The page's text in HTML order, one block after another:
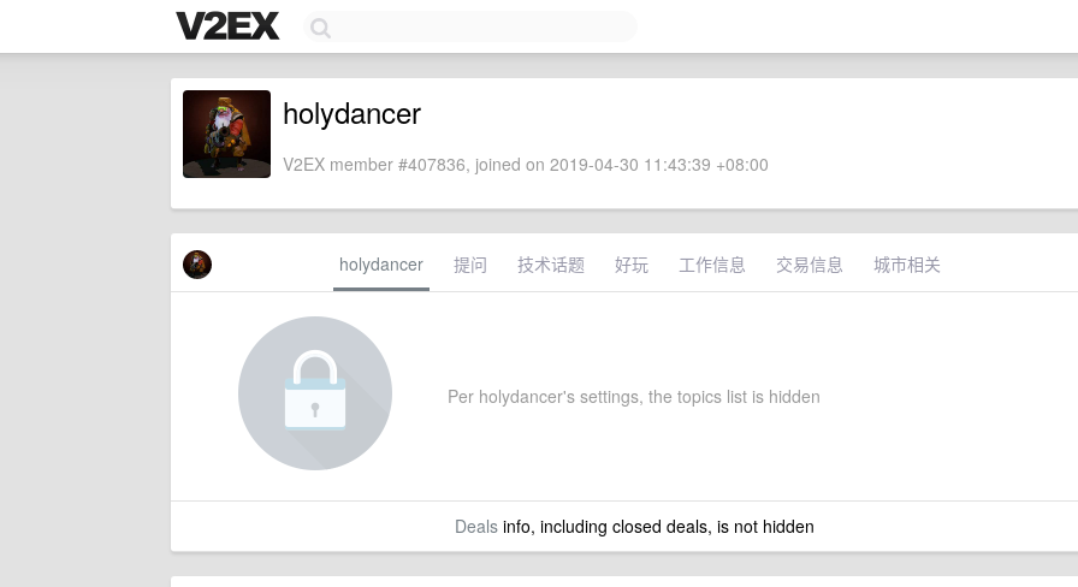
holydancer
V2EX member #407836, joined on 2019-04-30 11:43:39 +08:00
holydancer 提问 技术话题 好玩 工作信息 交易信息 城市相关
Per holydancer's settings, the topics list is hidden
Dealsinfo, including closed deals, is not hidden